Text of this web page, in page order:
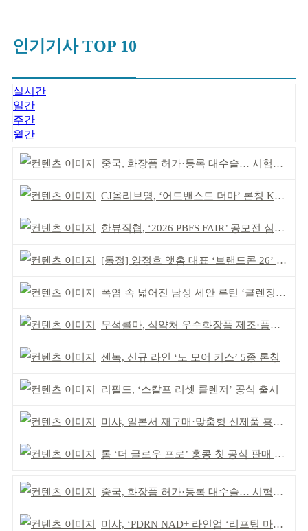
인기기사 TOP 10
실시간
일간
주간
월간
중국, 화장품 허가·등록 대수술… 시험자료 공용 허용
CJ올리브영, ‘어드밴스드 더마’ 론칭 K더마 육성 박차
한뷰직협, ‘2026 PBFS FAIR’ 공모전 심사 성료
[동정] 양정호 앳홈 대표 ‘브랜드콘 26’ 강연
폭염 속 넓어진 남성 세안 루틴 ‘클렌징’ 거래액 급증
무석콜마, 식약처 우수화장품 제조·품질관리 체계 인정
센녹, 신규 라인 ‘노 모어 키스’ 5종 론칭
리필드, ‘스칼프 리셋 클렌저’ 공식 출시
미샤, 일본서 재구매·맞춤형 신제품 흥행 ‘쌍끌이’
톰 ‘더 글로우 프로’ 홍콩 첫 공식 판매 완판
중국, 화장품 허가·등록 대수술… 시험자료 공용 허용
미샤, ‘PDRN NAD+ 라인업 ‘리프팅 마스크’ 출시